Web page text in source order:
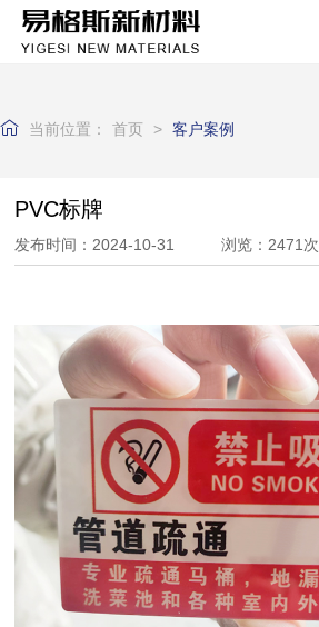
网站首页
产品中心
新闻资讯
厂区实力
联系我们
当前位置： 首页 > 客户案例
PVC标牌
发布时间：2024-10-31 浏览：2471次